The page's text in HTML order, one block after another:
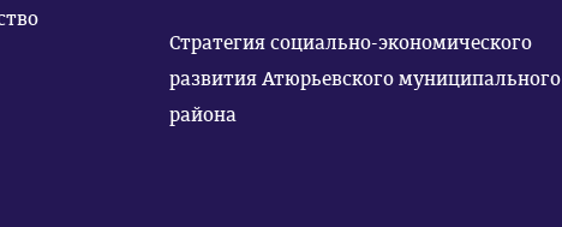
Стратегия социально-экономического
развития Атюрьевского муниципального
района